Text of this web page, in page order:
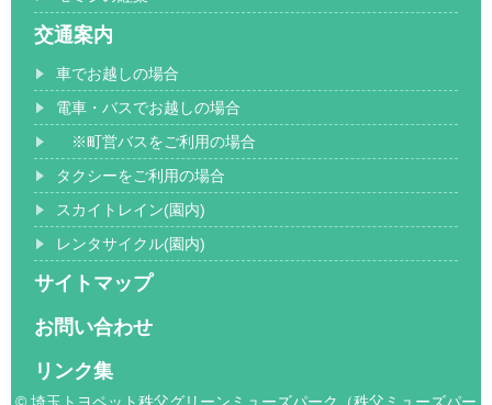
交通案内
車でお越しの場合
電車・バスでお越しの場合
※町営バスをご利用の場合
タクシーをご利用の場合
スカイトレイン(園内)
レンタサイクル(園内)
サイトマップ
お問い合わせ
リンク集
© 埼玉トヨペット秩父グリーンミューズパーク（秩父ミューズパー